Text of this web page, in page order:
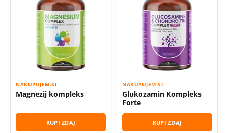
NAKUPUJEM.SI
Magnezij kompleks
KUPI ZDAJ
NAKUPUJEM.SI
Glukozamin Kompleks
Forte
KUPI ZDAJ